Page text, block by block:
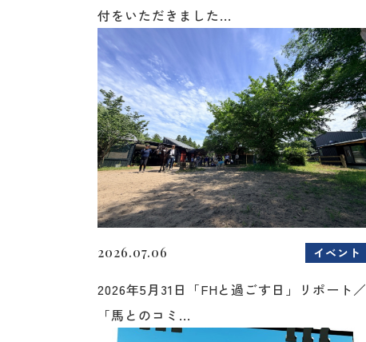
付をいただきました...
2026.07.06 イベント
2026年5月31日「FHと過ごす日」リポート／
「馬とのコミ...